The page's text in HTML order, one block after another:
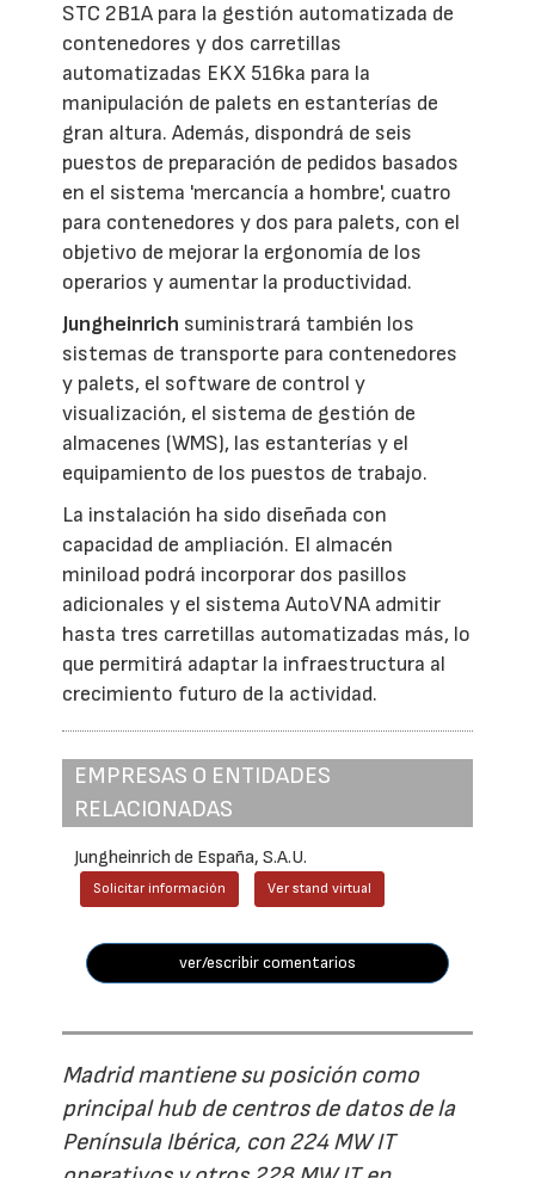
STC 2B1A para la gestión automatizada de
contenedores y dos carretillas
automatizadas EKX 516ka para la
manipulación de palets en estanterías de
gran altura. Además, dispondrá de seis
puestos de preparación de pedidos basados
en el sistema 'mercancía a hombre', cuatro
para contenedores y dos para palets, con el
objetivo de mejorar la ergonomía de los
operarios y aumentar la productividad.
Jungheinrich suministrará también los
sistemas de transporte para contenedores
y palets, el software de control y
visualización, el sistema de gestión de
almacenes (WMS), las estanterías y el
equipamiento de los puestos de trabajo.
La instalación ha sido diseñada con
capacidad de ampliación. El almacén
miniload podrá incorporar dos pasillos
adicionales y el sistema AutoVNA admitir
hasta tres carretillas automatizadas más, lo
que permitirá adaptar la infraestructura al
crecimiento futuro de la actividad.
EMPRESAS O ENTIDADES
RELACIONADAS
Jungheinrich de España, S.A.U.
Solicitar información Ver stand virtual
ver/escribir comentarios
Madrid mantiene su posición como
principal hub de centros de datos de la
Península Ibérica, con 224 MW IT